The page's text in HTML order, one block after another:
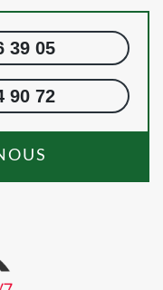
39 05
90 72